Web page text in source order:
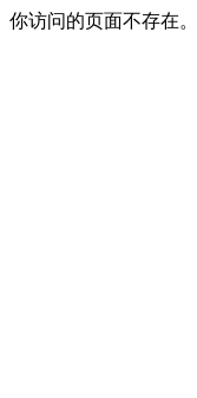
你访问的页面不存在